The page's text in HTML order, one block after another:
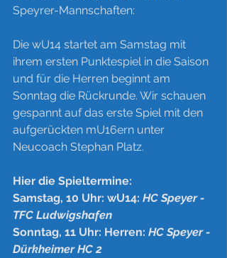
Speyrer-Mannschaften:
Die wU14 startet am Samstag mit
ihrem ersten Punktespiel in die Saison
und für die Herren beginnt am
Sonntag die Rückrunde. Wir schauen
gespannt auf das erste Spiel mit den
aufgerückten mU16ern unter
Neucoach Stephan Platz.
Hier die Spieltermine:
Samstag, 10 Uhr: wU14: HC Speyer -
TFC Ludwigshafen
Sonntag, 11 Uhr: Herren: HC Speyer -
Dürkheimer HC 2